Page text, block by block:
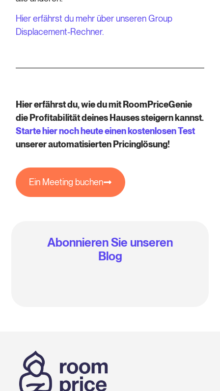
Hier erfährst du mehr über unseren Group
Displacement-Rechner.
Hier erfährst du, wie du mit RoomPriceGenie
die Profitabilität deines Hauses steigern kannst.
Starte hier noch heute einen kostenlosen Test
unserer automatisierten Pricinglösung!
Ein Meeting buchen
Abonnieren Sie unseren
Blog